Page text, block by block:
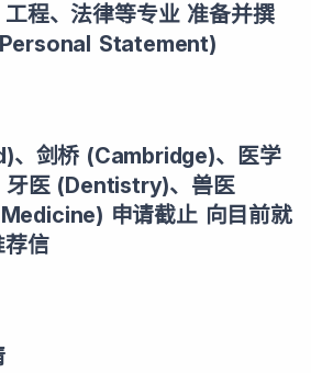
工程、法律等专业 准备并撰
Statement)
、剑桥 (Cambridge)、医学
医 (Dentistry)、兽医
申请截止 向目前就
荐信